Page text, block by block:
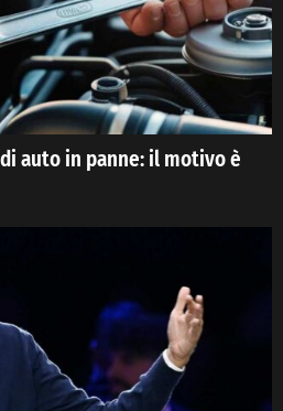
auto in panne: il motivo è